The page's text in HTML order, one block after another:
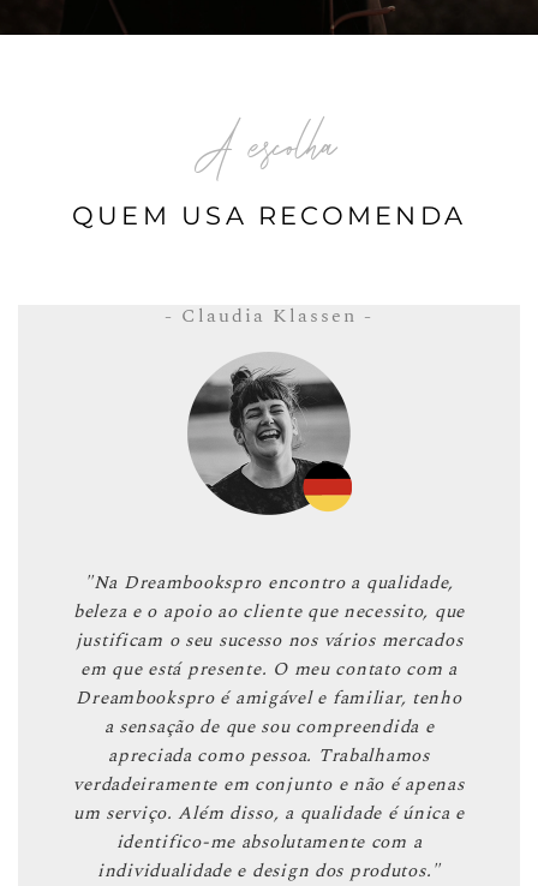
A escolha
QUEM USA RECOMENDA
- Claudia Klassen -
"Na Dreambookspro encontro a qualidade,
beleza e o apoio ao cliente que necessito, que
justificam o seu sucesso nos vários mercados
em que está presente. O meu contato com a
Dreambookspro é amigável e familiar, tenho
a sensação de que sou compreendida e
apreciada como pessoa. Trabalhamos
verdadeiramente em conjunto e não é apenas
um serviço. Além disso, a qualidade é única e
identifico-me absolutamente com a
individualidade e design dos produtos."